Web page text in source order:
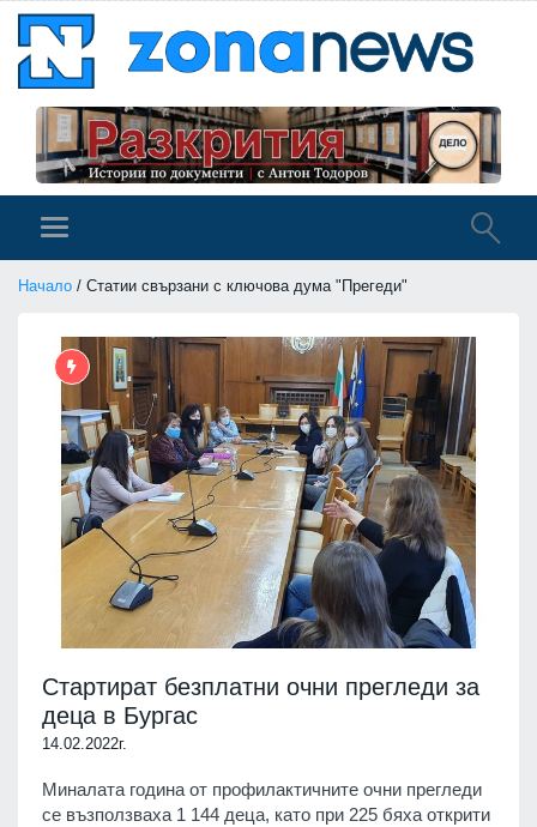
Начало / Статии свързани с ключова дума "Прегеди"
Стартират безплатни очни прегледи за
деца в Бургас
14.02.2022г.
Миналата година от профилактичните очни прегледи
се възползваха 1 144 деца, като при 225 бяха открити